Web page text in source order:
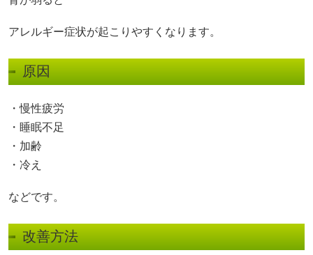
アレルギー症状が起こりやすくなります。
原因
・慢性疲労
・睡眠不足
・加齢
・冷え
などです。
改善方法